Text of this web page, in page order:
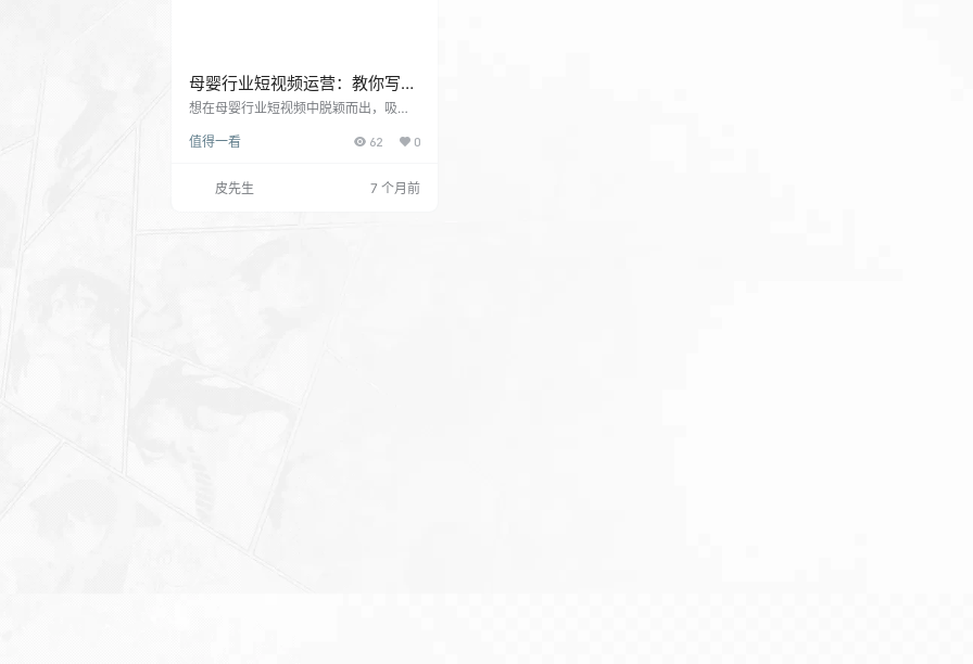
母婴行业短视频运营：教你写个
吸引人的标题，45节课+45个方
想在母婴行业短视频中脱颖而出，吸引
掌握45个方法，教你写出引人入胜的标
播放量和互动率。 从“真心话+反差法”到
“指南秘籍法”，课程内容涵盖各种技
值得一看 62 0
皮先生 7 个月前